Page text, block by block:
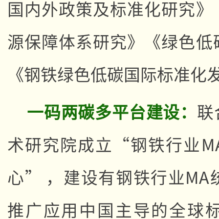
国内外政策及标准化研究
源保障体系研究》《绿色
《钢铁绿色低碳国际标准化
一码两碳多平台建设： 联
术研究院成立“钢铁行业
心” ，建设有钢铁行业MA
推广应用中国主导的全球